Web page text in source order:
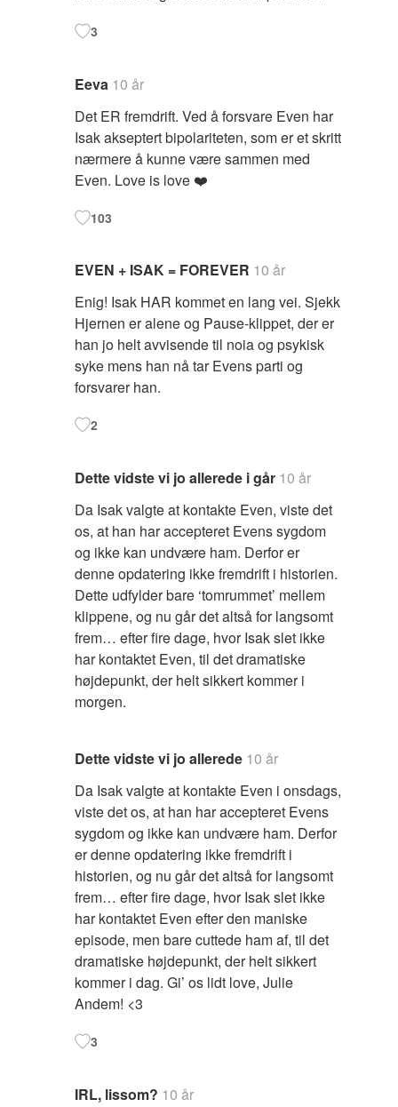
3
Eeva 10 år
Det ER fremdrift. Ved å forsvare Even har
Isak akseptert bipolariteten, som er et skritt
nærmere å kunne være sammen med
Even. Love is love ❤️
103
EVEN + ISAK = FOREVER 10 år
Enig! Isak HAR kommet en lang vei. Sjekk
Hjernen er alene og Pause-klippet, der er
han jo helt avvisende til noia og psykisk
syke mens han nå tar Evens parti og
forsvarer han.
2
Dette vidste vi jo allerede i går 10 år
Da Isak valgte at kontakte Even, viste det
os, at han har accepteret Evens sygdom
og ikke kan undvære ham. Derfor er
denne opdatering ikke fremdrift i historien.
Dette udfylder bare ‘tomrummet’ mellem
klippene, og nu går det altså for langsomt
frem… efter fire dage, hvor Isak slet ikke
har kontaktet Even, til det dramatiske
højdepunkt, der helt sikkert kommer i
morgen.
Dette vidste vi jo allerede 10 år
Da Isak valgte at kontakte Even i onsdags,
viste det os, at han har accepteret Evens
sygdom og ikke kan undvære ham. Derfor
er denne opdatering ikke fremdrift i
historien, og nu går det altså for langsomt
frem… efter fire dage, hvor Isak slet ikke
har kontaktet Even efter den maniske
episode, men bare cuttede ham af, til det
dramatiske højdepunkt, der helt sikkert
kommer i dag. Gi’ os lidt love, Julie
Andem! <3
3
IRL, lissom? 10 år